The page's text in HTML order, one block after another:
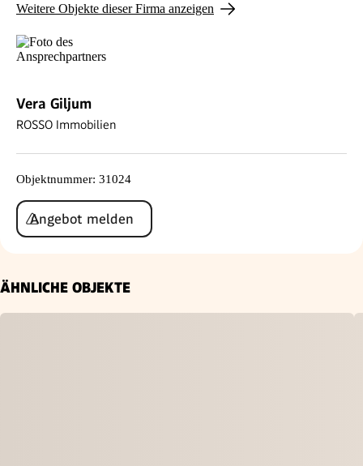
Weitere Objekte dieser Firma anzeigen
Vera Giljum
ROSSO Immobilien
Objektnummer: 31024
Angebot melden
ÄHNLICHE OBJEKTE